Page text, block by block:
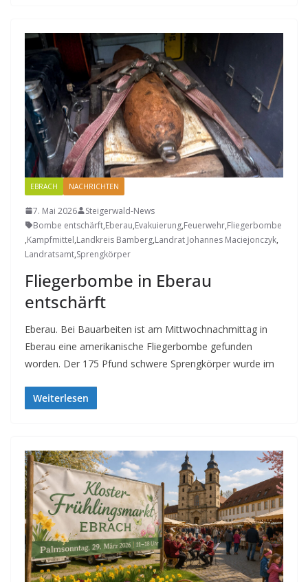
EBRACH NACHRICHTEN
7. Mai 2026
Steigerwald-News
Bombe entschärft,Eberau,Evakuierung,Feuerwehr,Fliegerbombe
,Kampfmittel,Landkreis Bamberg,Landrat Johannes Maciejonczyk,
Landratsamt,Sprengkörper
Fliegerbombe in Eberau
entschärft
Eberau. Bei Bauarbeiten ist am Mittwochnachmittag in
Eberau eine amerikanische Fliegerbombe gefunden
worden. Der 175 Pfund schwere Sprengkörper wurde im
Weiterlesen